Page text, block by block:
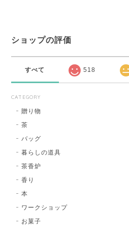
ショップの評価
すべて 518
CATEGORY
贈り物
茶
バッグ
暮らしの道具
茶香炉
香り
本
ワークショップ
お菓子